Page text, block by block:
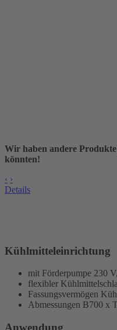
Wir haben andere
könnten!
‹ ›
Details
Kühlmitteleinrichtung
mit Förderpumpe 230
flexibler
Fassungsvermögen
Abmessungen B700 x
Anwendung